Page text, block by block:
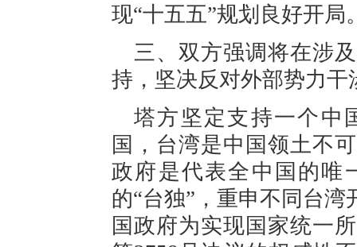
现“十五五”规划良好开局
三、双方强调将在涉
持，坚决反对外部势力
塔方坚定支持一个中
国，台湾是中国领土不
政府是代表全中国的唯
的“台独”，重申不同台
国政府为实现国家统一